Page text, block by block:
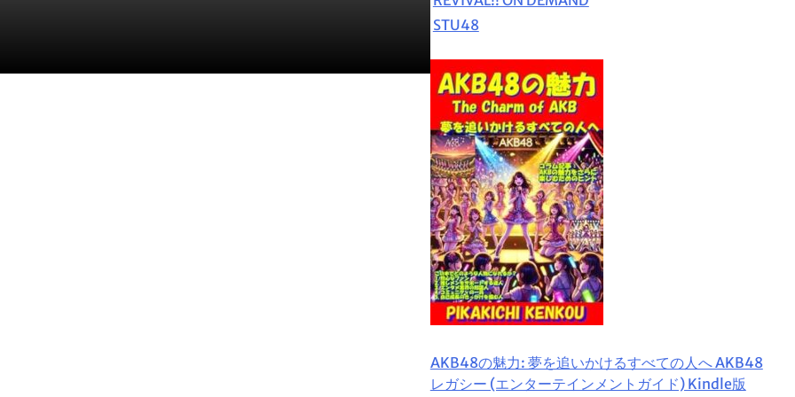
STU48
AKB48の魅力: 夢を追いかけるすべての人へ AKB48
レガシー (エンターテインメントガイド) Kindle版